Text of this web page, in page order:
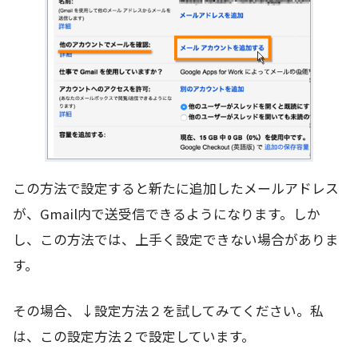
この方法で設定すると新たに追加したメールアドレス
が、Gmail内で送受信できるようになります。しか
し、この方法では、上手く設定できない場合がありま
す。
その場合、↓設定方法２を試してみてください。私
は、この設定方法２で設定しています。